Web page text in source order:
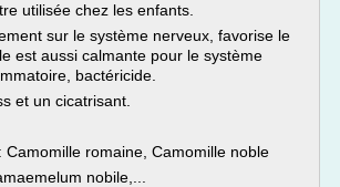
utilisée chez les enfants.
sur le système nerveux, favorise le
est aussi calmante pour le système
bactéricide.
et un cicatrisant.
Camomille romaine, Camomille noble
nobile,...